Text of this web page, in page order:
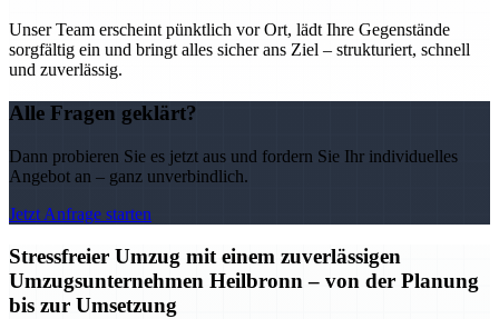
Unser Team erscheint pünktlich vor Ort, lädt Ihre Gegenstände
sorgfältig ein und bringt alles sicher ans Ziel – strukturiert, schnell
und zuverlässig.
Alle Fragen geklärt?
Dann probieren Sie es jetzt aus und fordern Sie Ihr individuelles
Angebot an – ganz unverbindlich.
Jetzt Anfrage starten
Stressfreier Umzug mit einem zuverlässigen
Umzugsunternehmen Heilbronn – von der Planung
bis zur Umsetzung